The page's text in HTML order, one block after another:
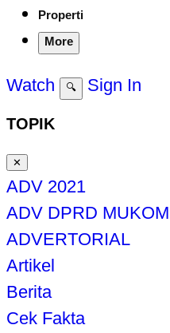
Properti
More
Watch 🔍 Sign In
TOPIK
✕
ADV 2021
ADV DPRD
ADVERTORIAL
Artikel
Berita
Cek Fakta